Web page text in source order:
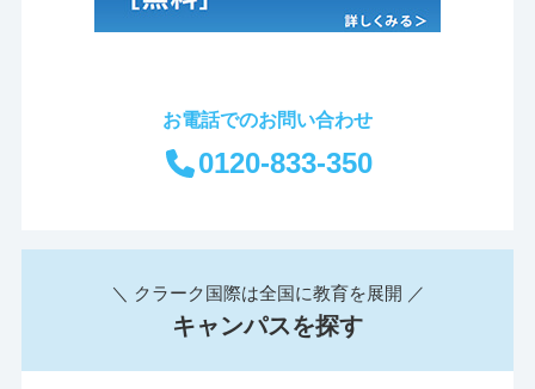
お電話でのお問い合わせ
0120-833-350
＼ クラーク国際は全国に教育を展開 ／
キャンパスを探す